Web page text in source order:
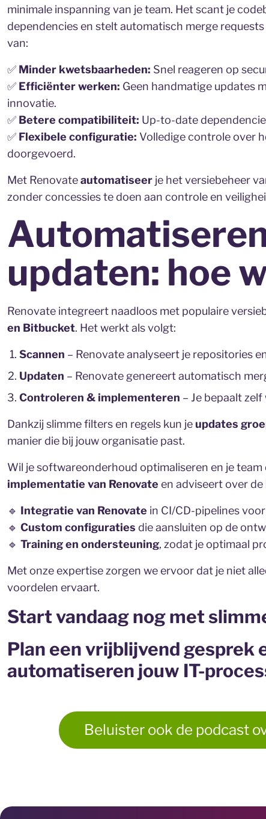
minimale inspanning van je team. Het scant je
dependencies en stelt automatisch merge
van:
✅ Minder kwetsbaarheden: Snel reageren op
✅ Efficiënter werken: Geen handmatige updates
innovatie.
✅ Betere compatibiliteit: Up-to-date
✅ Flexibele configuratie: Volledige controle over
doorgevoerd.
Met Renovateautomatiseer je het versiebeheer
zonder concessies te doen aan controle en
updaten: hoe
Renovate integreert naadloos met populaire
en Bitbucket. Het werkt als volgt:
Scannen – Renovate analyseert je repositories
Updaten – Renovate genereert automatisch
Controleren & implementeren – Je bepaalt
Dankzij slimme filters en regels kun je updates
manier die bij jouw organisatie past.
Wil je softwareonderhoud optimaliseren en je
implementatie van Renovate en adviseert over
🔹 Integratie van Renovate in CI/CD-pipelines
🔹 Custom configuraties die aansluiten op de
🔹 Training en ondersteuning, zodat je optimaal
Met onze expertise zorgen we ervoor dat je niet
voordelen ervaart.
Start vandaag nog met
Plan een vrijblijvend gesprek
automatiseren jouw IT-
Beluister ook de podcast